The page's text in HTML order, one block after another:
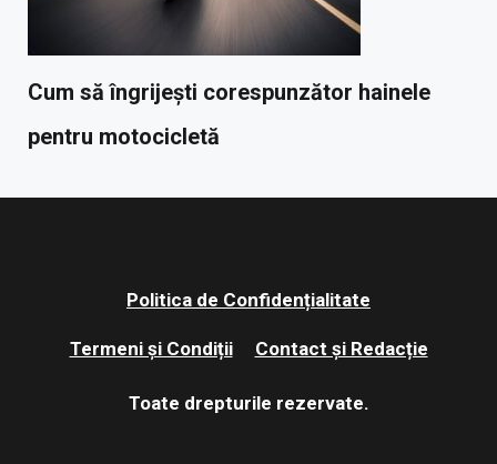
Cum să îngrijești corespunzător hainele
pentru motocicletă
Politica de Confidențialitate
Termeni și Condiții Contact și Redacție
Toate drepturile rezervate.